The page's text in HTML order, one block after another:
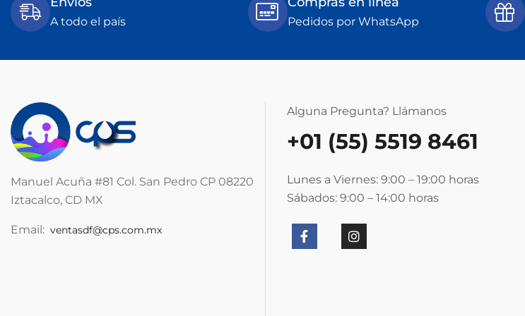
A todo el país Pedidos por WhatsApp
Manuel Acuña #81 Col. San Pedro CP 08220
Iztacalco, CD MX
Email: ventasdf@cps.com.mx
Alguna Pregunta? Llámanos
+01 (55) 5519 8461
Lunes a Viernes: 9:00 – 19:00 horas
Sábados: 9:00 – 14:00 horas